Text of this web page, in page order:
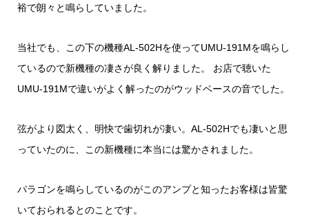
裕で朗々と鳴らしていました。
当社でも、この下の機種AL-502Hを使ってUMU-191Mを鳴らし
ているので新機種の凄さが良く解りました。 お店で聴いた
UMU-191Mで違いがよく解ったのがウッドベースの音でした。
弦がより図太く、明快で歯切れが凄い。AL-502Hでも凄いと思
っていたのに、この新機種に本当には驚かされました。
パラゴンを鳴らしているのがこのアンプと知ったお客様は皆驚
いておられるとのことです。